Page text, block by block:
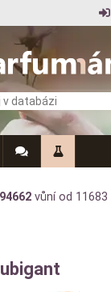
vůní od 11683